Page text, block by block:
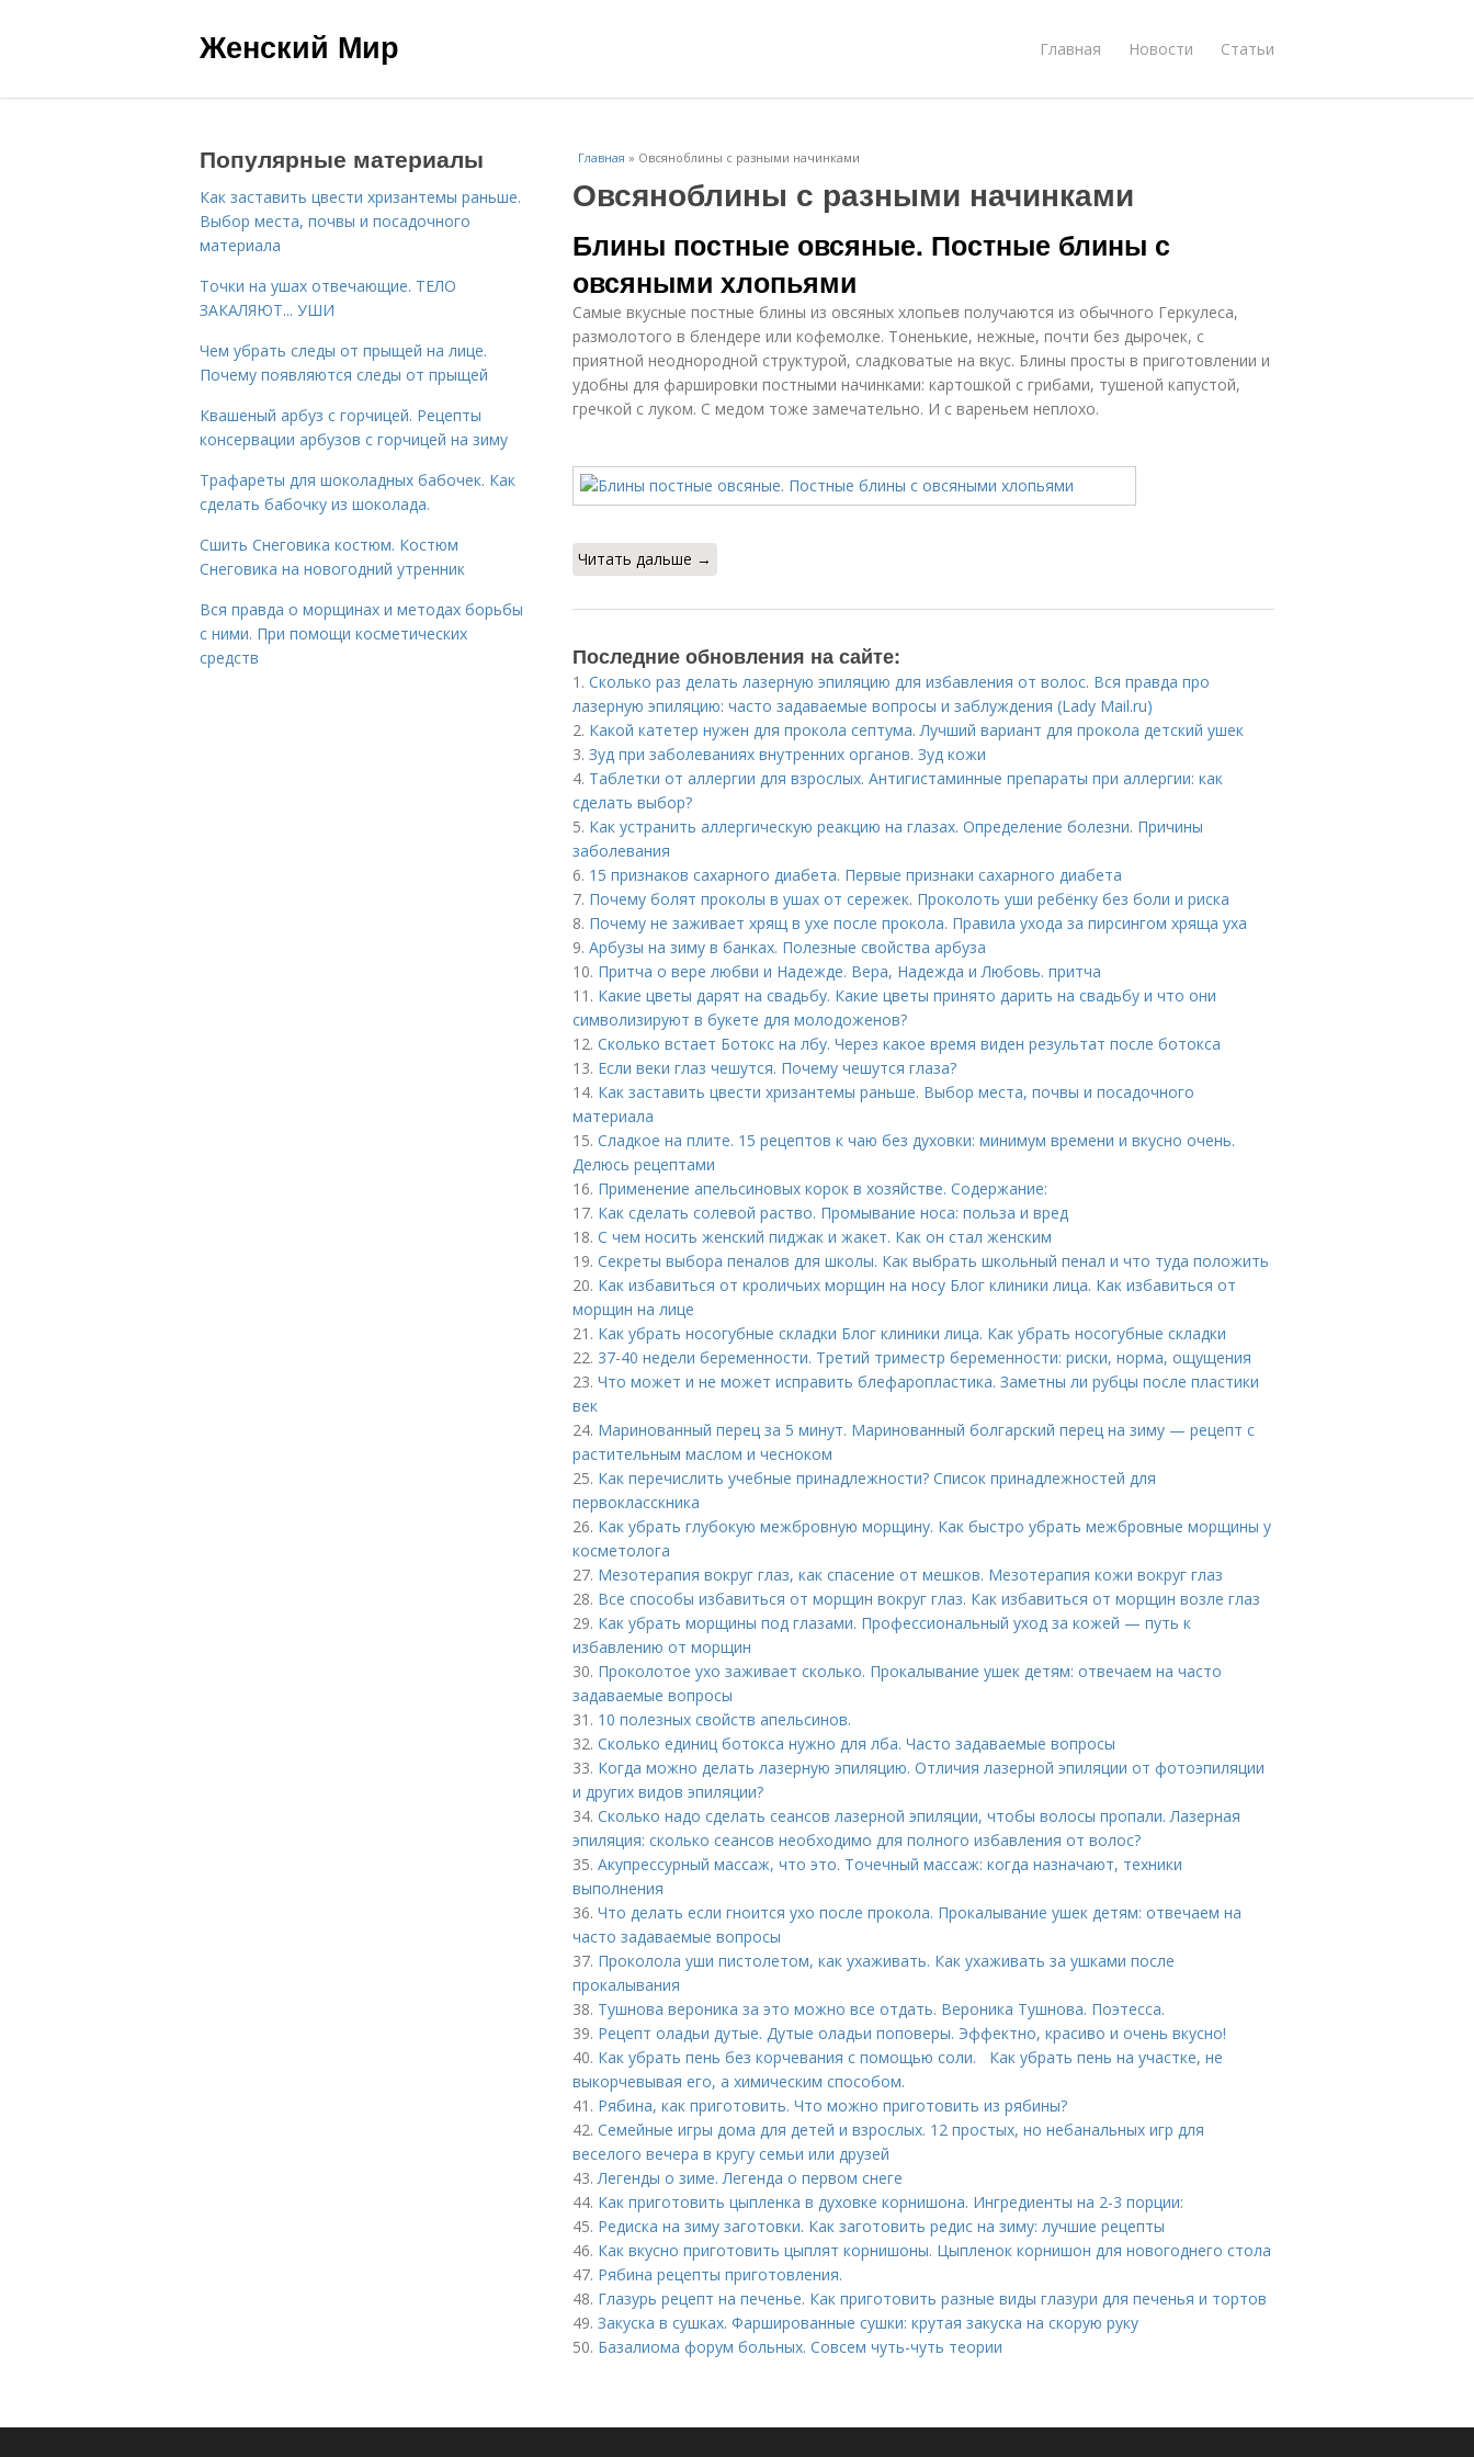
Женский Мир Главная Новости Статьи
Главная » Овсяноблины с разными начинками
Овсяноблины с разными начинками
Блины постные овсяные. Постные блины с
овсяными хлопьями
Самые вкусные постные блины из овсяных хлопьев получаются из обычного Геркулеса,
размолотого в блендере или кофемолке. Тоненькие, нежные, почти без дырочек, с
приятной неоднородной структурой, сладковатые на вкус. Блины просты в приготовлении и
удобны для фаршировки постными начинками: картошкой с грибами, тушеной капустой,
гречкой с луком. С медом тоже замечательно. И с вареньем неплохо.
Читать дальше →
Последние обновления на сайте:
1. Сколько раз делать лазерную эпиляцию для избавления от волос. Вся правда про
лазерную эпиляцию: часто задаваемые вопросы и заблуждения (Lady Mail.ru)
2. Какой катетер нужен для прокола септума. Лучший вариант для прокола детский ушек
3. Зуд при заболеваниях внутренних органов. Зуд кожи
4. Таблетки от аллергии для взрослых. Антигистаминные препараты при аллергии: как
сделать выбор?
5. Как устранить аллергическую реакцию на глазах. Определение болезни. Причины
заболевания
6. 15 признаков сахарного диабета. Первые признаки сахарного диабета
7. Почему болят проколы в ушах от сережек. Проколоть уши ребёнку без боли и риска
8. Почему не заживает хрящ в ухе после прокола. Правила ухода за пирсингом хряща уха
9. Арбузы на зиму в банках. Полезные свойства арбуза
10. Притча о вере любви и Надежде. Вера, Надежда и Любовь. притча
11. Какие цветы дарят на свадьбу. Какие цветы принято дарить на свадьбу и что они
символизируют в букете для молодоженов?
12. Сколько встает Ботокс на лбу. Через какое время виден результат после ботокса
13. Если веки глаз чешутся. Почему чешутся глаза?
14. Как заставить цвести хризантемы раньше. Выбор места, почвы и посадочного
материала
15. Сладкое на плите. 15 рецептов к чаю без духовки: минимум времени и вкусно очень.
Делюсь рецептами
16. Применение апельсиновых корок в хозяйстве. Содержание:
17. Как сделать солевой раство. Промывание носа: польза и вред
18. С чем носить женский пиджак и жакет. Как он стал женским
19. Секреты выбора пеналов для школы. Как выбрать школьный пенал и что туда положить
20. Как избавиться от кроличьих морщин на носу Блог клиники лица. Как избавиться от
морщин на лице
21. Как убрать носогубные складки Блог клиники лица. Как убрать носогубные складки
22. 37-40 недели беременности. Третий триместр беременности: риски, норма, ощущения
23. Что может и не может исправить блефаропластика. Заметны ли рубцы после пластики
век
24. Маринованный перец за 5 минут. Маринованный болгарский перец на зиму — рецепт с
растительным маслом и чесноком
25. Как перечислить учебные принадлежности? Список принадлежностей для
первокласскника
26. Как убрать глубокую межбровную морщину. Как быстро убрать межбровные морщины у
косметолога
27. Мезотерапия вокруг глаз, как спасение от мешков. Мезотерапия кожи вокруг глаз
28. Все способы избавиться от морщин вокруг глаз. Как избавиться от морщин возле глаз
29. Как убрать морщины под глазами. Профессиональный уход за кожей — путь к
избавлению от морщин
30. Проколотое ухо заживает сколько. Прокалывание ушек детям: отвечаем на часто
задаваемые вопросы
31. 10 полезных свойств апельсинов.
32. Сколько единиц ботокса нужно для лба. Часто задаваемые вопросы
33. Когда можно делать лазерную эпиляцию. Отличия лазерной эпиляции от фотоэпиляции
и других видов эпиляции?
34. Сколько надо сделать сеансов лазерной эпиляции, чтобы волосы пропали. Лазерная
эпиляция: сколько сеансов необходимо для полного избавления от волос?
35. Акупрессурный массаж, что это. Точечный массаж: когда назначают, техники
выполнения
36. Что делать если гноится ухо после прокола. Прокалывание ушек детям: отвечаем на
часто задаваемые вопросы
37. Проколола уши пистолетом, как ухаживать. Как ухаживать за ушками после
прокалывания
38. Тушнова вероника за это можно все отдать. Вероника Тушнова. Поэтесса.
39. Рецепт оладьи дутые. Дутые оладьи поповеры. Эффектно, красиво и очень вкусно!
40. Как убрать пень без корчевания с помощью соли. Как убрать пень на участке, не
выкорчевывая его, а химическим способом.
41. Рябина, как приготовить. Что можно приготовить из рябины?
42. Семейные игры дома для детей и взрослых. 12 простых, но небанальных игр для
веселого вечера в кругу семьи или друзей
43.Легенды о зиме. Легенда о первом снеге
44. Как приготовить цыпленка в духовке корнишона. Ингредиенты на 2-3 порции:
45. Редиска на зиму заготовки. Как заготовить редис на зиму: лучшие рецепты
46. Как вкусно приготовить цыплят корнишоны. Цыпленок корнишон для новогоднего стола
47. Рябина рецепты приготовления.
48. Глазурь рецепт на печенье. Как приготовить разные виды глазури для печенья и тортов
49. Закуска в сушках. Фаршированные сушки: крутая закуска на скорую руку
50. Базалиома форум больных. Совсем чуть-чуть теории
Популярные материалы
Как заставить цвести хризантемы раньше.
Выбор места, почвы и посадочного
материала
Точки на ушах отвечающие. ТЕЛО
ЗАКАЛЯЮТ... УШИ
Чем убрать следы от прыщей на лице.
Почему появляются следы от прыщей
Квашеный арбуз с горчицей. Рецепты
консервации арбузов с горчицей на зиму
Трафареты для шоколадных бабочек. Как
сделать бабочку из шоколада.
Сшить Снеговика костюм. Костюм
Снеговика на новогодний утренник
Вся правда о морщинах и методах борьбы
с ними. При помощи косметических
средств